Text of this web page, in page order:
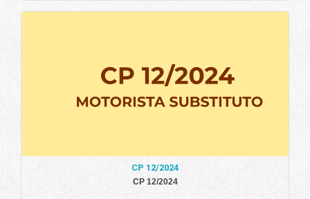
CP 12/2024
CP 12/2024